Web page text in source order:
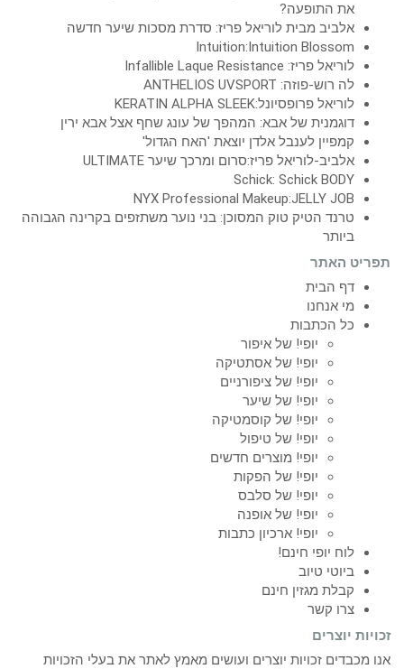
את התופעה?
אלביב מבית לוריאל פריז: סדרת מסכות שיער חדשה
Intuition:Intuition Blossom
לוריאל פריז: Infallible Laque Resistance
לה רוש-פוזה: ANTHELIOS UVSPORT
לוריאל פרופסיונל:KERATIN ALPHA SLEEK
דוגמנית של אבא: המהפך של עונג שחף אצל אבא ירין
קמפיין לענבל אלדן יוצאת 'האח הגדול'
אלביב-לוריאל פריז:סרום ומרכך שיער ULTIMATE
Schick: Schick BODY
NYX Professional Makeup:JELLY JOB
טרנד הטיק טוק המסוכן: בני נוער משתזפים בקרינה הגבוהה
ביותר
תפריט האתר
דף הבית
מי אנחנו
כל הכתבות
יופי! של איפור
יופי! של אסתטיקה
יופי! של ציפורניים
יופי! של שיער
יופי! של קוסמטיקה
יופי! של טיפול
יופי! מוצרים חדשים
יופי! של הפקות
יופי! של סלבס
יופי! של אופנה
יופי! ארכיון כתבות
לוח יופי חינם!
ביוטי טיוב
קבלת מגזין חינם
צרו קשר
זכויות יוצרים
אנו מכבדים זכויות יוצרים ועושים מאמץ לאתר את בעלי הזכויות